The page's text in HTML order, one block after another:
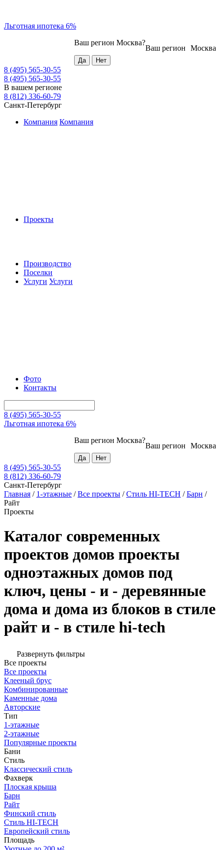
Льготная ипотека 6%
Москва
Ваш регион
Ваш регион Москва?
8 (495) 565-30-55
8 (495) 565-30-55
В вашем регионе
8 (812) 336-60-79
Санкт-Петербург
Компания Компания
Проекты
Производство
Поселки
Услуги Услуги
Фото
Контакты
8 (495) 565-30-55
Льготная ипотека 6%
Москва
Ваш регион
Ваш регион Москва?
8 (495) 565-30-55
8 (812) 336-60-79
Санкт-Петербург
Главная / 1-этажные /Все проекты /Стиль HI-TECH /Барн /
Райт
Проекты
Каталог современных
проектов домов проекты
одноэтажных домов под
ключ, цены - и - деревянные
дома и дома из блоков в стиле
райт и - в стиле hi-tech
Развернуть фильтры
Все проекты
Все проекты
Клееный брус
Комбинированные
Каменные дома
Авторские
Тип
1-этажные
2-этажные
Популярные проекты
Бани
Стиль
Классический стиль
Фахверк
Плоская крыша
Барн
Райт
Финский стиль
Стиль HI-TECH
Европейский стиль
Площадь